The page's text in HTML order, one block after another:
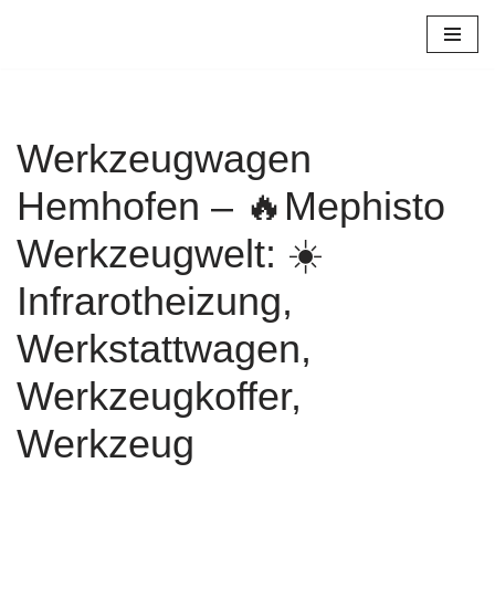
Werkzeugwagen
Hemhofen – 🔥Mephisto
Werkzeugwelt: ☀️
Infrarotheizung,
Werkstattwagen,
Werkzeugkoffer,
Werkzeug